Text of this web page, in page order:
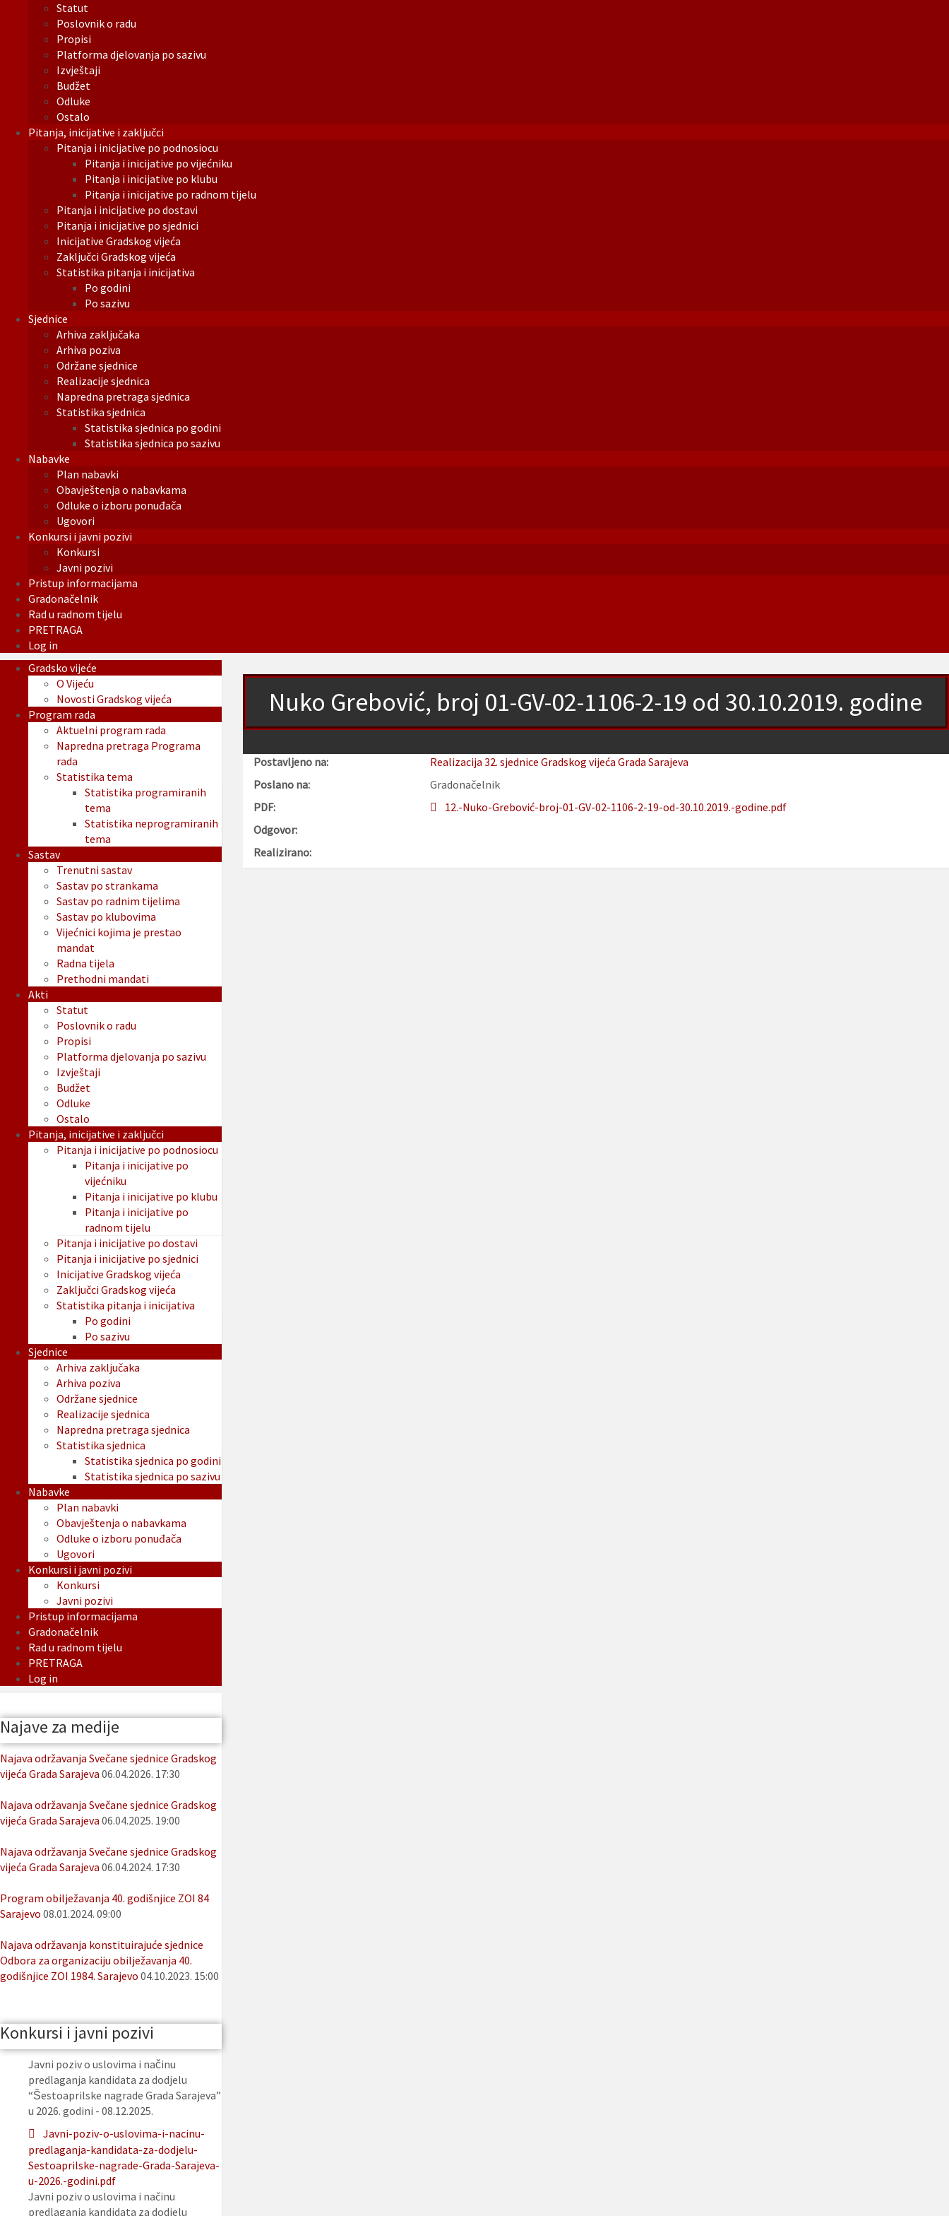
Statut
Poslovnik o radu
Propisi
Platforma djelovanja po sazivu
Izvještaji
Budžet
Odluke
Ostalo
Pitanja, inicijative i zaključci
Pitanja i inicijative po podnosiocu
Pitanja i inicijative po vijećniku
Pitanja i inicijative po klubu
Pitanja i inicijative po radnom tijelu
Pitanja i inicijative po dostavi
Pitanja i inicijative po sjednici
Inicijative Gradskog vijeća
Zaključci Gradskog vijeća
Statistika pitanja i inicijativa
Po godini
Po sazivu
Sjednice
Arhiva zaključaka
Arhiva poziva
Održane sjednice
Realizacije sjednica
Napredna pretraga sjednica
Statistika sjednica
Statistika sjednica po godini
Statistika sjednica po sazivu
Nabavke
Plan nabavki
Obavještenja o nabavkama
Odluke o izboru ponuđača
Ugovori
Konkursi i javni pozivi
Konkursi
Javni pozivi
Pristup informacijama
Gradonačelnik
Rad u radnom tijelu
PRETRAGA
Log in
Nuko Grebović, broj 01-GV-02-1106-2-19 od 30.10.2019. godine
Postavljeno na:
Realizacija 32. sjednice Gradskog vijeća Grada Sarajeva
Poslano na:
Gradonačelnik
PDF:
12.-Nuko-Grebović-broj-01-GV-02-1106-2-19-od-30.10.2019.-godine.pdf
Odgovor:
Realizirano:
Gradsko vijeće
O Vijeću
Novosti Gradskog vijeća
Program rada
Aktuelni program rada
Napredna pretraga Programa
rada
Statistika tema
Statistika programiranih
tema
Statistika neprogramiranih
tema
Sastav
Trenutni sastav
Sastav po strankama
Sastav po radnim tijelima
Sastav po klubovima
Vijećnici kojima je prestao
mandat
Radna tijela
Prethodni mandati
Akti
Statut
Poslovnik o radu
Propisi
Platforma djelovanja po sazivu
Izvještaji
Budžet
Odluke
Ostalo
Pitanja, inicijative i zaključci
Pitanja i inicijative po podnosiocu
Pitanja i inicijative po
vijećniku
Pitanja i inicijative po klubu
Pitanja i inicijative po
radnom tijelu
Pitanja i inicijative po dostavi
Pitanja i inicijative po sjednici
Inicijative Gradskog vijeća
Zaključci Gradskog vijeća
Statistika pitanja i inicijativa
Po godini
Po sazivu
Sjednice
Arhiva zaključaka
Arhiva poziva
Održane sjednice
Realizacije sjednica
Napredna pretraga sjednica
Statistika sjednica
Statistika sjednica po godini
Statistika sjednica po sazivu
Nabavke
Plan nabavki
Obavještenja o nabavkama
Odluke o izboru ponuđača
Ugovori
Konkursi i javni pozivi
Konkursi
Javni pozivi
Pristup informacijama
Gradonačelnik
Rad u radnom tijelu
PRETRAGA
Log in
Najave za medije
Najava održavanja Svečane sjednice Gradskog
vijeća Grada Sarajeva 06.04.2026. 17:30
Najava održavanja Svečane sjednice Gradskog
vijeća Grada Sarajeva 06.04.2025. 19:00
Najava održavanja Svečane sjednice Gradskog
vijeća Grada Sarajeva 06.04.2024. 17:30
Program obilježavanja 40. godišnjice ZOI 84
Sarajevo 08.01.2024. 09:00
Najava održavanja konstituirajuće sjednice
Odbora za organizaciju obilježavanja 40.
godišnjice ZOI 1984. Sarajevo 04.10.2023. 15:00
Konkursi i javni pozivi
Javni poziv o uslovima i načinu
predlaganja kandidata za dodjelu
“Šestoaprilske nagrade Grada Sarajeva”
u 2026. godini - 08.12.2025.
Javni-poziv-o-uslovima-i-nacinu-
predlaganja-kandidata-za-dodjelu-
Sestoaprilske-nagrade-Grada-Sarajeva-
u-2026.-godini.pdf
Javni poziv o uslovima i načinu
predlaganja kandidata za dodjelu